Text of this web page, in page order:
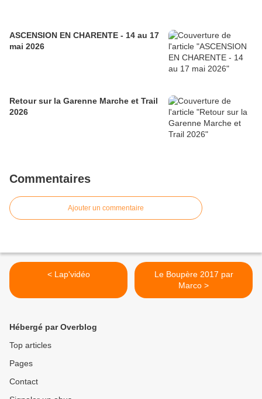
ASCENSION EN CHARENTE - 14 au 17
mai 2026
Retour sur la Garenne Marche et Trail
2026
Commentaires
Ajouter un commentaire
< Lap'vidéo
Le Boupère 2017 par
Marco >
Hébergé par Overblog
Top articles
Pages
Contact